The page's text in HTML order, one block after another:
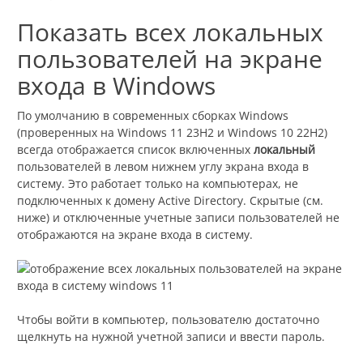
Показать всех локальных
пользователей на экране
входа в Windows
По умолчанию в современных сборках Windows
(проверенных на Windows 11 23H2 и Windows 10 22H2)
всегда отображается список включенных локальный
пользователей в левом нижнем углу экрана входа в
систему. Это работает только на компьютерах, не
подключенных к домену Active Directory. Скрытые (см.
ниже) и отключенные учетные записи пользователей не
отображаются на экране входа в систему.
Чтобы войти в компьютер, пользователю достаточно
щелкнуть на нужной учетной записи и ввести пароль.